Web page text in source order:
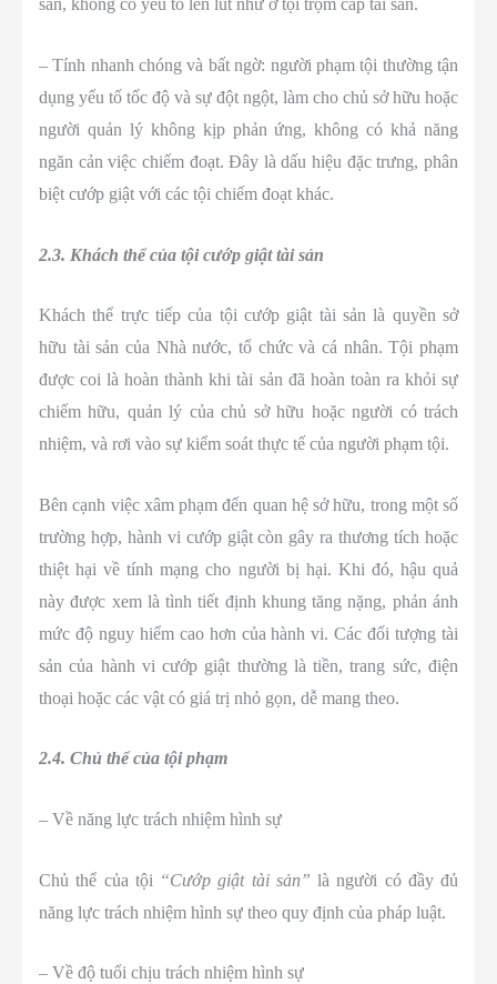
sản, không có yếu tố lén lút như ở tội trộm cắp tài sản.
– Tính nhanh chóng và bất ngờ: người phạm tội thường tận
dụng yếu tố tốc độ và sự đột ngột, làm cho chủ sở hữu hoặc
người quản lý không kịp phản ứng, không có khả năng
ngăn cản việc chiếm đoạt. Đây là dấu hiệu đặc trưng, phân
biệt cướp giật với các tội chiếm đoạt khác.
2.3. Khách thể của tội cướp giật tài sản
Khách thể trực tiếp của tội cướp giật tài sản là quyền sở
hữu tài sản của Nhà nước, tổ chức và cá nhân. Tội phạm
được coi là hoàn thành khi tài sản đã hoàn toàn ra khỏi sự
chiếm hữu, quản lý của chủ sở hữu hoặc người có trách
nhiệm, và rơi vào sự kiểm soát thực tế của người phạm tội.
Bên cạnh việc xâm phạm đến quan hệ sở hữu, trong một số
trường hợp, hành vi cướp giật còn gây ra thương tích hoặc
thiệt hại về tính mạng cho người bị hại. Khi đó, hậu quả
này được xem là tình tiết định khung tăng nặng, phản ánh
mức độ nguy hiểm cao hơn của hành vi. Các đối tượng tài
sản của hành vi cướp giật thường là tiền, trang sức, điện
thoại hoặc các vật có giá trị nhỏ gọn, dễ mang theo.
2.4. Chủ thể của tội phạm
– Về năng lực trách nhiệm hình sự
Chủ thể của tội “Cướp giật tài sản” là người có đầy đủ
năng lực trách nhiệm hình sự theo quy định của pháp luật.
– Về độ tuổi chịu trách nhiệm hình sự